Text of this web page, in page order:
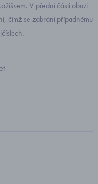
V přední části obuvi
čímž se zabrání případnému